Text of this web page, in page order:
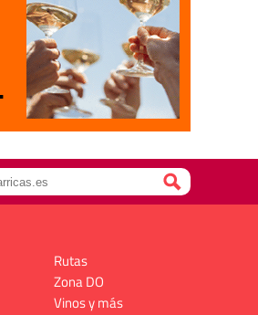
Rutas
Zona DO
Vinos y más